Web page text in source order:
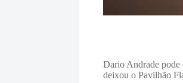
Dario Andrade pode
deixou o Pavilhão